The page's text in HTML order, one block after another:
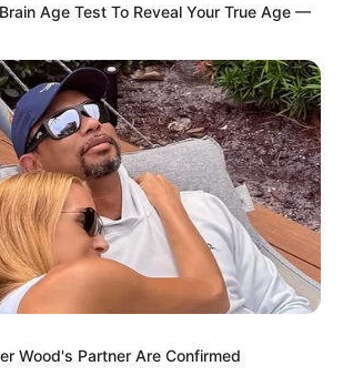
Age Test To Reveal Your True Age —
Wood's Partner Are Confirmed